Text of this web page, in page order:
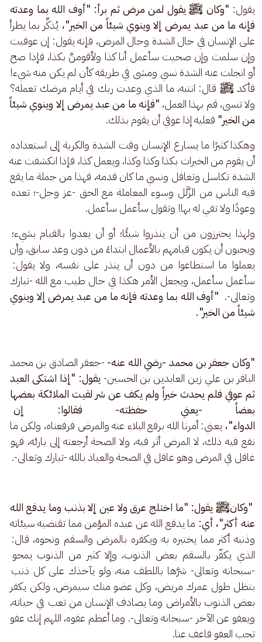
يقول: "وكان ﷺ يقول لمن مرض ثم برأ: "أوف الله بما وعدته
فإنه ما من عبد يمرض إلا وينوي شيئاً من الخير"، يُذكِّر بما يطرأ
على الإنسان في حال الشدة وحال المرض، فإنه يقول: إن عوفيت
وإن سلمت وإن صحيت سأعمل أنا كذا ولأقومنَّ بكذا، فإذا صح
أو انجلت عنه الشدة نسي ومشى في طريقه كأن لم يكن منه شيء!
فأكد ﷺ قال: انتبه، ما الذي وعدت ربك في أيام مرضك تعمله؟
ولا تنسى، قم بهذا العمل، "فإنه ما من عبد يمرض إلا وينوي شيئاً
من الخير" فعليه إذا عوفي أن يقوم بذلك.
وهكذا كثيرًا ما يسارع الإنسان وقت الشدة والكربة إلى استعداده
أن يقوم من الخيرات بكذا وكذا وكذا، ويعمل كذا، فإذا انكشفت عنه
الشدة تكاسل وتغافل ونسي ما كان قدمه، فهذا من جملة ما يقع
فيه الناس من الزَّلَل وسوء المعاملة مع الحق -عز وجل-؛ تعده
وعودًا ولا تفي له بها! وتقول سأعمل سأعمل.
ولهذا يحترزون من أن ينذروا شيئًا؛ أو أن يعدوا بالقيام بشيء؛
ويحبون أن يكون قيامهم بالأعمال ابتداءً من دون وعد سابق، وأن
يعملوا ما استطاعوا من دون أن ينذر على نفسه، ولا يقول:
سأعمل سأعمل، ويجعل الأمر هكذا في حال طيب مع الله -تبارك
وتعالى-. "أوف الله بما وعدته فإنه ما من عبد يمرض إلا وينوي
شيئاً من الخير".
"وكان جعفر بن محمد -رضي الله عنه- -جعفر الصادق بن محمد
الباقر بن علي زين العابدين بن الحسين- يقول: "إذا اشتكى العبد
ثم عوفي فلم يحدث خيراً ولم يكف عن شر لقيت الملائكة بعضها
بعضاً -يعني حفظته- فقالوا: إن
الدواء"، يعني: أمرنا الله برفع البلاء عنه والمرض فرفعناه، ولكن ما
نفع فيه ذلك، لا المرض أثر فيه، ولا الصحة أرجعته إلى بارئه، فهو
غافل في المرض وهو غافل في الصحة والعياذ بالله -تبارك وتعالى-.
"وكانﷺ يقول: "ما اختلج عرق ولا عين إلا بذنب وما يدفع الله
عنه أكثر"، أي: ما يدفع الله عن عبده المؤمن مما تقتضيه سيئاته
وذنبه أكثر مما يختبره به ويكفره بالمرض والسقم ونحوه، قال:
الذي يكفّر بالسقم بعض الذنوب، وإلا كثير من الذنوب يمحو
-سبحانه وتعالى- شرَّها باللطف منه، ولو يآخذك على كل ذنب
بتظل طول عمرك مريض، وكل عضو منك سيمرض، ولكن يكفر
بعض الذنوب بالأمراض وما يصادف الإنسان من تعب في حياته،
ويعفو عن الآخر -سبحانه وتعالى-. وما أعظم عفوه، اللهم إنك عفو
تحب العفو فاعف عنا.